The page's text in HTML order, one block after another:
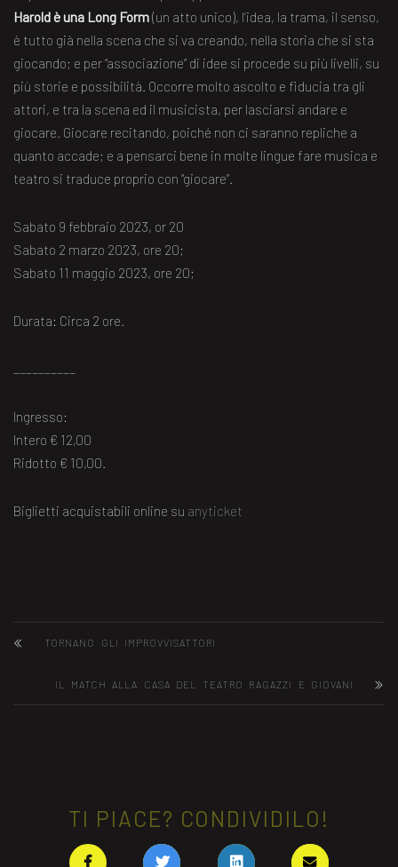
Harold è una Long Form(un atto unico), l’idea, la trama, il senso,
è tutto già nella scena che si va creando, nella storia che si sta
giocando; e per “associazione” di idee si procede su più livelli, su
più storie e possibilità. Occorre molto ascolto e fiducia tra gli
attori, e tra la scena ed il musicista, per lasciarsi andare e
giocare. Giocare recitando, poiché non ci saranno repliche a
quanto accade; e a pensarci bene in molte lingue fare musica e
teatro si traduce proprio con “giocare”.
Sabato 9 febbraio 2023, or 20
Sabato 2 marzo 2023, ore 20;
Sabato 11 maggio 2023, ore 20;
Durata: Circa 2 ore.
Ingresso:
Intero € 12,00
Ridotto € 10,00.
Biglietti acquistabili online su anyticket
TORNANO GLI IMPROVVISATTORI
IL MATCH ALLA CASA DEL TEATRO RAGAZZI E GIOVANI
TI PIACE? CONDIVIDILO!